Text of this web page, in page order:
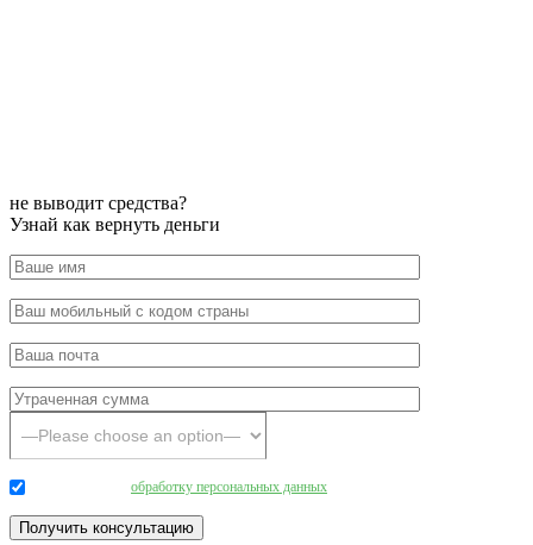
не выводит средства?
Узнай как вернуть деньги
обработку персональных данных